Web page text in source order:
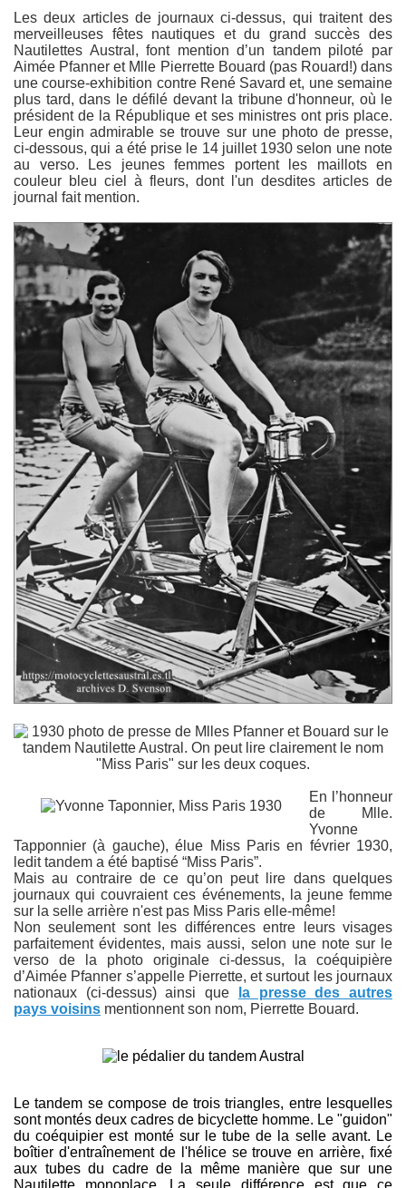
Les deux articles de journaux ci-dessus, qui traitent des
merveilleuses fêtes nautiques et du grand succès des
Nautilettes Austral, font mention d’un tandem piloté par
Aimée Pfanner et Mlle Pierrette Bouard (pas Rouard!) dans
une course-exhibition contre René Savard et, une semaine
plus tard, dans le défilé devant la tribune d'honneur, où le
président de la République et ses ministres ont pris place.
Leur engin admirable se trouve sur une photo de presse,
ci-dessous, qui a été prise le 14 juillet 1930 selon une note
au verso. Les jeunes femmes portent les maillots en
couleur bleu ciel à fleurs, dont l'un desdites articles de
journal fait mention.
En l’honneur
de Mlle.
Yvonne
Tapponnier (à gauche), élue Miss Paris en février 1930,
ledit tandem a été baptisé “Miss Paris”.
Mais au contraire de ce qu’on peut lire dans quelques
journaux qui couvraient ces événements, la jeune femme
sur la selle arrière n'est pas Miss Paris elle-même!
Non seulement sont les différences entre leurs visages
parfaitement évidentes, mais aussi, selon une note sur le
verso de la photo originale ci-dessus, la coéquipière
d’Aimée Pfanner s’appelle Pierrette, et surtout les journaux
nationaux (ci-dessus) ainsi que
la presse des autres
pays voisins mentionnent son nom, Pierrette Bouard.
Le tandem se compose de trois triangles, entre lesquelles
sont montés deux cadres de bicyclette homme. Le "guidon"
du coéquipier est monté sur le tube de la selle avant. Le
boîtier d'entraînement de l'hélice se trouve en arrière, fixé
aux tubes du cadre de la même manière que sur une
Nautilette monoplace. La seule différence est que ce